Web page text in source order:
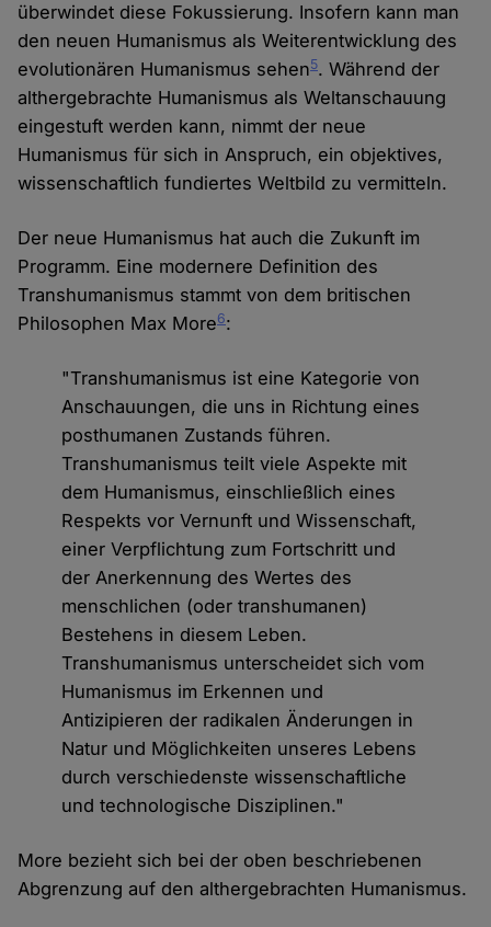
überwindet diese Fokussierung. Insofern kann man
den neuen Humanismus als Weiterentwicklung des
evolutionären Humanismus sehen5. Während der
althergebrachte Humanismus als Weltanschauung
eingestuft werden kann, nimmt der neue
Humanismus für sich in Anspruch, ein objektives,
wissenschaftlich fundiertes Weltbild zu vermitteln.
Der neue Humanismus hat auch die Zukunft im
Programm. Eine modernere Definition des
Transhumanismus stammt von dem britischen
Philosophen Max More6:
"Transhumanismus ist eine Kategorie von
Anschauungen, die uns in Richtung eines
posthumanen Zustands führen.
Transhumanismus teilt viele Aspekte mit
dem Humanismus, einschließlich eines
Respekts vor Vernunft und Wissenschaft,
einer Verpflichtung zum Fortschritt und
der Anerkennung des Wertes des
menschlichen (oder transhumanen)
Bestehens in diesem Leben.
Transhumanismus unterscheidet sich vom
Humanismus im Erkennen und
Antizipieren der radikalen Änderungen in
Natur und Möglichkeiten unseres Lebens
durch verschiedenste wissenschaftliche
und technologische Disziplinen."
More bezieht sich bei der oben beschriebenen
Abgrenzung auf den althergebrachten Humanismus.